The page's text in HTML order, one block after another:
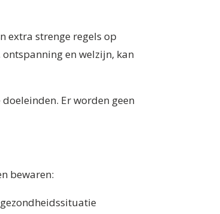
extra strenge regels op
en welzijn, kan
Er worden geen
bewaren: